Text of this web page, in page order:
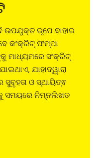
ଉପଯୁକ୍ତ ରୂପେ ବାହାର
କଂକ୍ରିଟ୍ ଫମ୍ପା
ମାଧ୍ୟମରେ ସଂକ୍ରିଟ୍‌
ଯାହାଦ୍ୱାରା
ସୁବୃହତା ଓ ସ୍ଥାୟିତ୍ଵ
ସମୟରେ ନିମ୍ନଲିଖତ